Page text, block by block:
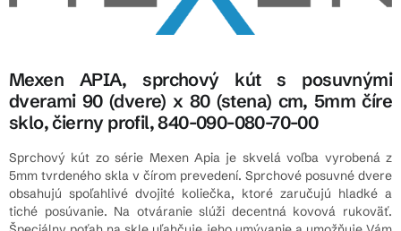
Mexen APIA, sprchový kút s posuvnými
dverami 90 (dvere) x 80 (stena) cm, 5mm číre
sklo, čierny profil, 840-090-080-70-00
Sprchový kút zo série Mexen Apia je skvelá voľba vyrobená z
5mm tvrdeného skla v čírom prevedení. Sprchové posuvné dvere
obsahujú spoľahlivé dvojité koliečka, ktoré zaručujú hladké a
tiché posúvanie. Na otváranie slúži decentná kovová rukoväť.